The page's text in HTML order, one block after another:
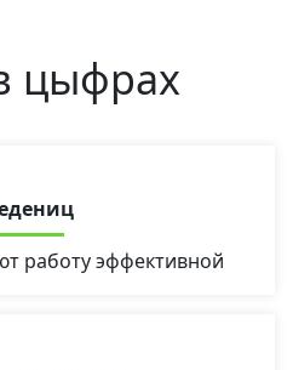
цыфрах
работу эффективной